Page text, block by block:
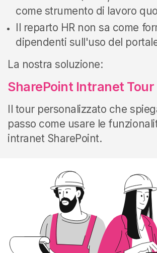
come strumento di lavoro
Il reparto HR non sa come
dipendenti sull'uso del
La nostra soluzione:
SharePoint Intranet Tour
Il tour personalizzato che
passo come usare le
intranet SharePoint.